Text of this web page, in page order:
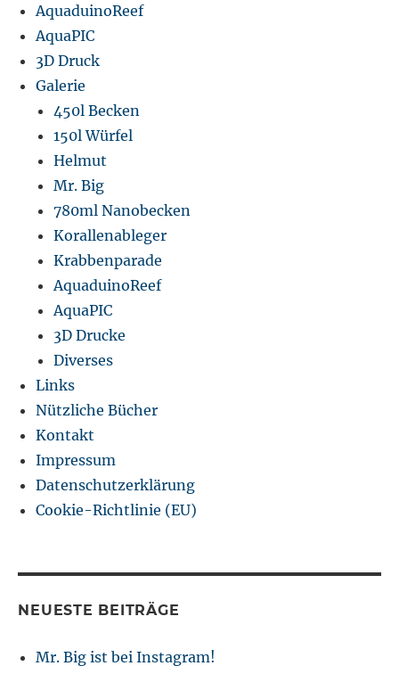
AquaduinoReef
AquaPIC
3D Druck
Galerie
450l Becken
150l Würfel
Helmut
Mr. Big
780ml Nanobecken
Korallenableger
Krabbenparade
AquaduinoReef
AquaPIC
3D Drucke
Diverses
Links
Nützliche Bücher
Kontakt
Impressum
Datenschutzerklärung
Cookie-Richtlinie (EU)
NEUESTE BEITRÄGE
Mr. Big ist bei Instagram!